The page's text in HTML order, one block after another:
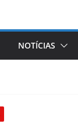
NOTÍCIAS